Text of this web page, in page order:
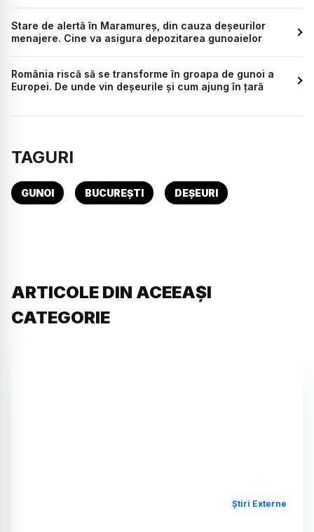
Stare de alertă în Maramureş, din cauza deșeurilor
menajere. Cine va asigura depozitarea gunoaielor
România riscă să se transforme în groapa de gunoi a
Europei. De unde vin deșeurile și cum ajung în țară
TAGURI
GUNOI BUCUREȘTI DEȘEURI
ARTICOLE DIN ACEEAȘI
CATEGORIE
Știri Externe